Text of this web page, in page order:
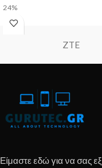
24%
ZTE
Είμαστε εδώ για να σας